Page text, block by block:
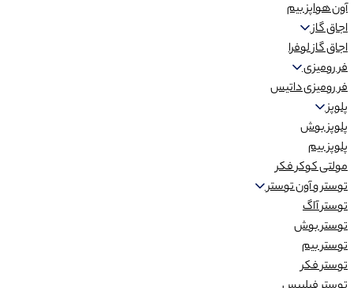
آون هواپز بیم
اجاق گاز
اجاق گاز لوفرا
فر رومیزی
فر رومیزی داتیس
پلوپز
پلوپز بوش
پلوپز بیم
مولتی کوکر فکر
توستر و آون توستر
توستر آاگ
توستر بوش
توستر بیم
توستر فکر